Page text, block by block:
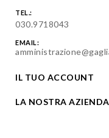
TEL.:
030.9718043
EMAIL:
IL TUO ACCOUNT
LA NOSTRA AZIENDA